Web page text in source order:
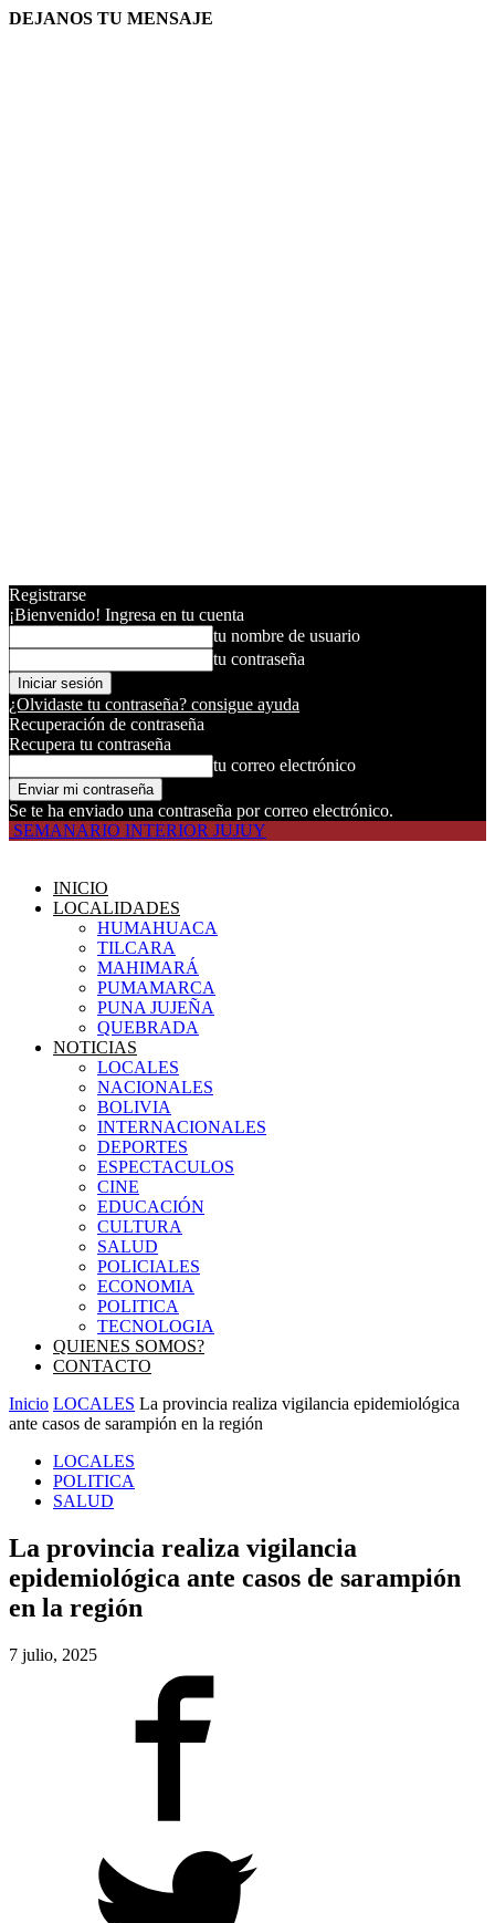
DEJANOS TU MENSAJE
Registrarse
¡Bienvenido! Ingresa en tu cuenta
tu nombre de usuario
tu contraseña
¿Olvidaste tu contraseña? consigue ayuda
Recuperación de contraseña
Recupera tu contraseña
tu correo electrónico
Se te ha enviado una contraseña por correo electrónico.
SEMANARIO INTERIOR JUJUY
INICIO
LOCALIDADES
HUMAHUACA
TILCARA
MAHIMARÁ
PUMAMARCA
PUNA JUJEÑA
QUEBRADA
NOTICIAS
LOCALES
NACIONALES
BOLIVIA
INTERNACIONALES
DEPORTES
ESPECTACULOS
CINE
EDUCACIÓN
CULTURA
SALUD
POLICIALES
ECONOMIA
POLITICA
TECNOLOGIA
QUIENES SOMOS?
CONTACTO
Inicio LOCALES La provincia realiza vigilancia epidemiológica
ante casos de sarampión en la región
LOCALES
POLITICA
SALUD
La provincia realiza vigilancia
epidemiológica ante casos de sarampión
en la región
7 julio, 2025